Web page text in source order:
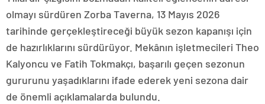
olmayı sürdüren Zorba Taverna, 13 Mayıs 2026
tarihinde gerçekleştireceği büyük sezon kapanışı için
de hazırlıklarını sürdürüyor. Mekânın işletmecileri Theo
Kalyoncu ve Fatih Tokmakçı, başarılı geçen sezonun
gururunu yaşadıklarını ifade ederek yeni sezona dair
de önemli açıklamalarda bulundu.